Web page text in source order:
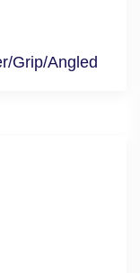
Grip/Angled